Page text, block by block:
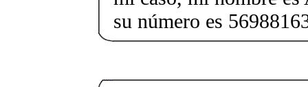
su número es